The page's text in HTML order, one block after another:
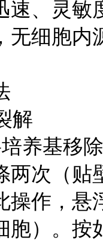
速、灵敏
无细胞内
解
培养基移
两次（贴
操作，悬
胞）。按